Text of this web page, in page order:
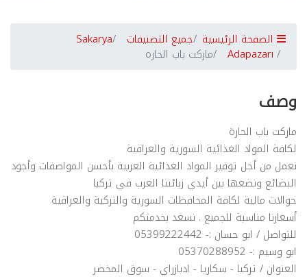
الصفحة الرئيسية جميع التصنيفات Sakarya
Adapazarı ماركت باب الحاره
وصف
ماركت باب الحارة
لكافة المواد الغذائية السورية والعراقية
نعمل من أجل توفير المواد الغذائية العربية بأحسن المواصفات وأجود
البضائع ونضعها بين أيدي زبائننا العرب في تركيا
حوالات مالية لكافة المحافظات السورية والتركية والعراقية
أسعارنا مناسبة للجميع . نسعد بخدمتكم
للتواصل / ابو حسان :- 05399222442
ابو وسيم :- 05370288952
العنوان / تركيا - سكاريا - ادبازراي - سوق المخضر